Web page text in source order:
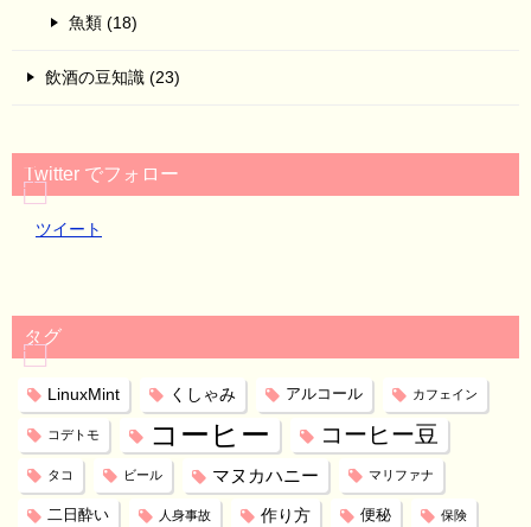
魚類 (18)
飲酒の豆知識 (23)
Twitter でフォロー
ツイート
タグ
LinuxMint くしゃみ アルコール カフェイン
コデトモ コーヒー コーヒー豆
タコ ビール マヌカハニー マリファナ
二日酔い 人身事故 作り方 便秘 保険